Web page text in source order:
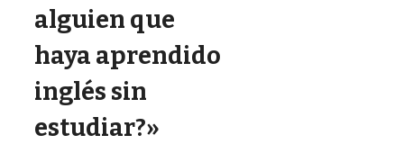
alguien que
haya aprendido
inglés sin
estudiar?»